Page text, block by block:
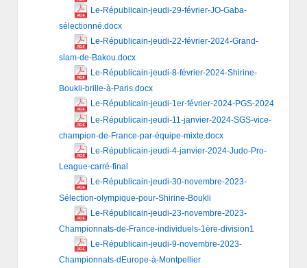
Le-Républicain-jeudi-29-février-JO-Gaba-
sélectionné.docx
Le-Républicain-jeudi-22-février-2024-Grand-
slam-de-Bakou.docx
Le-Républicain-jeudi-8-février-2024-Shirine-
Boukli-brille-à-Paris.docx
Le-Républicain-jeudi-1er-février-2024-PGS-2024
Le-Républicain-jeudi-11-janvier-2024-SGS-vice-
champion-de-France-par-équipe-mixte.docx
Le-Républicain-jeudi-4-janvier-2024-Judo-Pro-
League-carré-final
Le-Républicain-jeudi-30-novembre-2023-
Sélection-olympique-pour-Shirine-Boukli
Le-Républicain-jeudi-23-novembre-2023-
Championnats-de-France-individuels-1ère-division1
Le-Républicain-jeudi-9-novembre-2023-
Championnats-dEurope-à-Montpellier